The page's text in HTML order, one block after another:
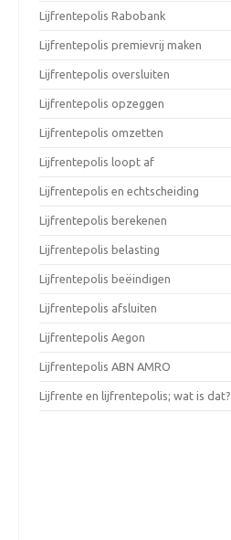
Lijfrentepolis Rabobank
Lijfrentepolis premievrij maken
Lijfrentepolis oversluiten
Lijfrentepolis opzeggen
Lijfrentepolis omzetten
Lijfrentepolis loopt af
Lijfrentepolis en echtscheiding
Lijfrentepolis berekenen
Lijfrentepolis belasting
Lijfrentepolis beëindigen
Lijfrentepolis afsluiten
Lijfrentepolis Aegon
Lijfrentepolis ABN AMRO
Lijfrente en lijfrentepolis; wat is dat?